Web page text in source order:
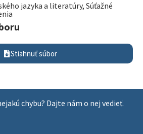
jazyka a literatúry, Súťažné
Stiahnuť súbor
chybu? Dajte nám o nej vedieť.